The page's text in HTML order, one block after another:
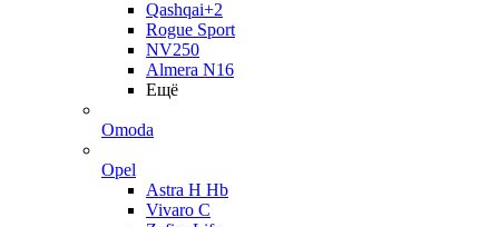
Qashqai+2
Rogue Sport
NV250
Almera N16
Ещё
Omoda
Opel
Astra H Hb
Vivaro C